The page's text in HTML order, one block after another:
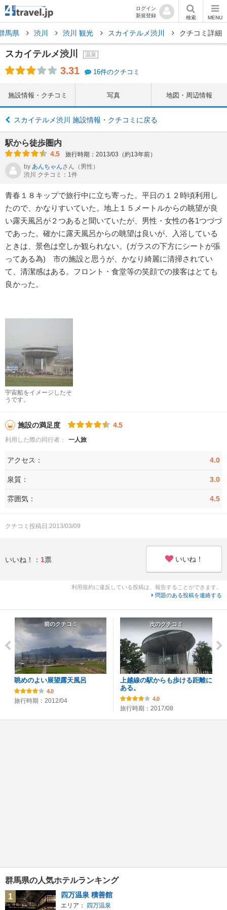
ログイン
新規登録
検索 MENU
馬県 渋川 渋川 観光 スカイテルメ渋川 クチコミ詳細
スカイテルメ渋川 温泉
3.31 16件のクチコミ
施設情報・クチコミ 写真 地図・周辺情報
スカイテルメ渋川 施設情報・クチコミに戻る
駅から徒歩圏内
4.5
旅行時期：2013/03（約13年前）
by あんちゃんさん （男性）
渋川 クチコミ：1件
青春１８キップで旅行中に立ち寄った。平日の１２時頃利用し
たので、かなりすいていた。地上１５メートルからの眺望が良
い露天風呂が２つあると聞いていたが、男性・女性の各1つづづ
であった。確かに露天風呂からの眺望は良いが、入浴している
ときは、景色は空しか観られない。(ガラスの下方にシートが張
ってある為) 市の施設と思うが、かなり綺麗に清掃されてい
て、清潔感はある。フロント・食堂等の笑顔での接客はとても
良かった。
宇宙船をイメージしたそ
うです。
施設の満足度 4.5
利用した際の同行者： 一人旅
アクセス： 4.0
泉質： 3.0
雰囲気： 4.5
クチコミ投稿日:2013/03/09
いいね！： 1票 いいね！
利用規約に違反している投稿は、報告することができます。
問題のある投稿を連絡する
前のクチコミ
眺めのよい展望露天風呂
4.0
旅行時期：2012/04
次のクチコミ
上越線の駅からも歩ける距離に
ある。
4.0
旅行時期：2017/08
群馬県の人気ホテルランキング
1
四万温泉 積善館
エリア： 四万温泉